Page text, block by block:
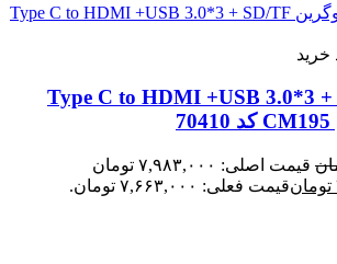
خرید
هاب یوگرین Type C to HDMI +USB 3.0*3 +
قیمت اصلی: ۷,۹۸۳,۰۰۰ تومان
تومانقیمت فعلی: ۷,۶۶۳,۰۰۰ تومان.